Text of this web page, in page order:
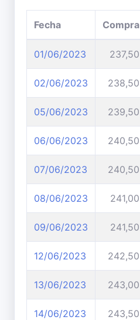
Fecha Compra
01/06/2023 237,50
02/06/2023 238,50
05/06/2023 239,50
06/06/2023 240,50
07/06/2023 240,50
08/06/2023 241,00
09/06/2023 241,50
12/06/2023 242,50
13/06/2023 243,00
14/06/2023 243,50